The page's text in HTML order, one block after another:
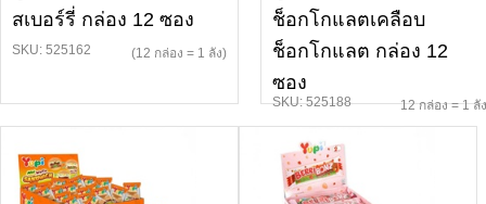
สเบอร์รี่ กล่อง 12 ซอง
SKU: 525162 (12 กล่อง = 1 ลัง)
ช็อกโกแลตเคลือบ
ช็อกโกแลต กล่อง 12
ซอง
SKU: 525188 12 กล่อง = 1 ลัง